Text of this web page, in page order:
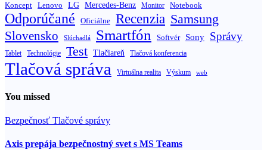
Koncept Lenovo LG Mercedes-Benz Monitor Notebook
Odporúčané Oficiálne Recenzia Samsung
Slovensko Slúchadlá Smartfón Softvér Sony Správy
Tablet Technológie Test Tlačiareň Tlačová konferencia
Tlačová správa Virtuálna realita Výskum web
You missed
Bezpečnosť Tlačové správy
Axis prepája bezpečnostný svet s MS Teams